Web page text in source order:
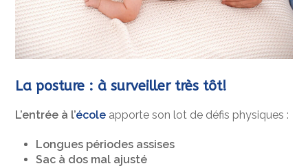
La posture : à surveiller très tôt!
L’entrée à l’école apporte son lot de défis physiques :
Longues périodes assises
Sac à dos mal ajusté